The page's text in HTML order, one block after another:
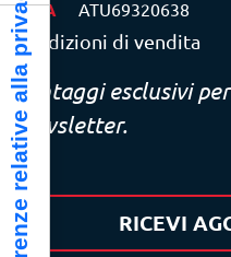
P.IVA ATU69320638
Condizioni di vendita
Vantaggi esclusivi
newsletter.
RICEVI